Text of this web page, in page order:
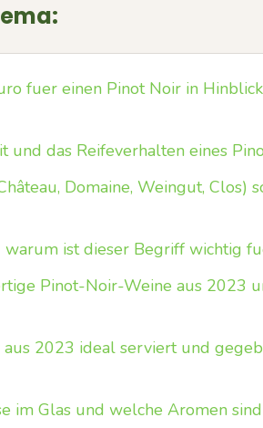
fuer einen Pinot Noir in
und das Reifeverhalten eines
Domaine, Weingut, Clos)
ist dieser Begriff wichtig
Pinot-Noir-Weine aus 2023
2023 ideal serviert und
im Glas und welche Aromen